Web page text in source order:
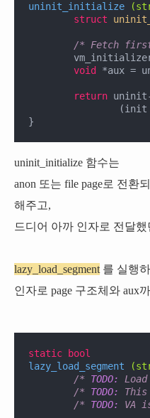
uninit_initialize
struct
/* Fetch
void
*aux =
return
}
uninit_initialize 함수는
anon 또는 file page로 전환
해주고,
드디어 아까 인자로 전달했
lazy_load_segment 를 실행
인자로 page 구조체와 aux
static
bool
lazy_load_segment
/* TODO:
/* TODO:
/* TODO: VA